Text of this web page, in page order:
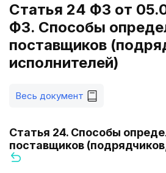
Статья 24 ФЗ от
ФЗ. Способы
поставщиков
исполнителей)
Весь документ
Статья 24. Способы
поставщиков